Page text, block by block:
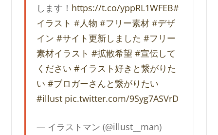
します！ https://t.co/yppRL1WFEB#
イラスト #人物 #フリー素材 #デザ
イン #サイト更新しました #フリー
素材イラスト #拡散希望 #宣伝して
ください #イラスト好きと繋がりた
い #ブロガーさんと繋がりたい
#illust pic.twitter.com/9Syg7ASVrD
— イラストマン (@illust__man)